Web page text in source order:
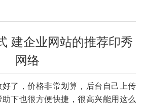
建企业网站的推荐印秀
网络
了，价格非常划算，后台自己上传
下也很方便快捷，很高兴能用这么